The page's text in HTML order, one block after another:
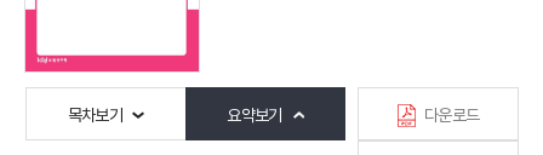
목차보기 요약보기 다운로드